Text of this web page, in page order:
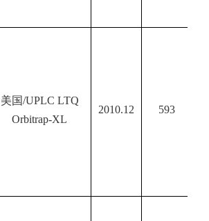
美国/UPLC LTQ
Orbitrap-XL
2010.12 593